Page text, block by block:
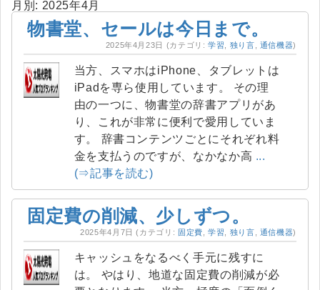
月別: 2025年4月
物書堂、セールは今日まで。
2025年4月23日 (カテゴリ:学習 独り言 通信機器)
当方、スマホはiPhone、タブレットは
iPadを専ら使用しています。 その理
由の一つに、物書堂の辞書アプリがあ
り、これが非常に便利で愛用していま
す。 辞書コンテンツごとにそれぞれ料
金を支払うのですが、なかなか高 ...
(⇒記事を読む)
固定費の削減、少しずつ。
2025年4月7日 (カテゴリ: 固定費 ,学習 独り言 通信機器)
キャッシュをなるべく手元に残すに
は。 やはり、地道な固定費の削減が必